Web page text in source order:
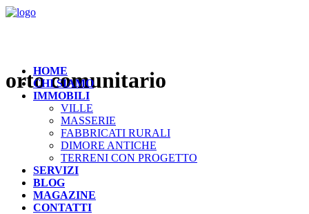
HOME
CHI SIAMO
IMMOBILI
VILLE
MASSERIE
FABBRICATI RURALI
DIMORE ANTICHE
TERRENI CON PROGETTO
SERVIZI
BLOG
MAGAZINE
CONTATTI
orto comunitario